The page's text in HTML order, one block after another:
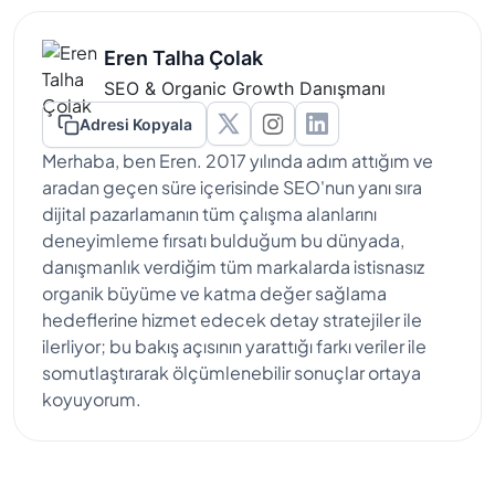
Eren Talha Çolak
SEO & Organic Growth Danışmanı
Adresi Kopyala
Merhaba, ben Eren. 2017 yılında adım attığım ve
aradan geçen süre içerisinde SEO'nun yanı sıra
dijital pazarlamanın tüm çalışma alanlarını
deneyimleme fırsatı bulduğum bu dünyada,
danışmanlık verdiğim tüm markalarda istisnasız
organik büyüme ve katma değer sağlama
hedeflerine hizmet edecek detay stratejiler ile
ilerliyor; bu bakış açısının yarattığı farkı veriler ile
somutlaştırarak ölçümlenebilir sonuçlar ortaya
koyuyorum.